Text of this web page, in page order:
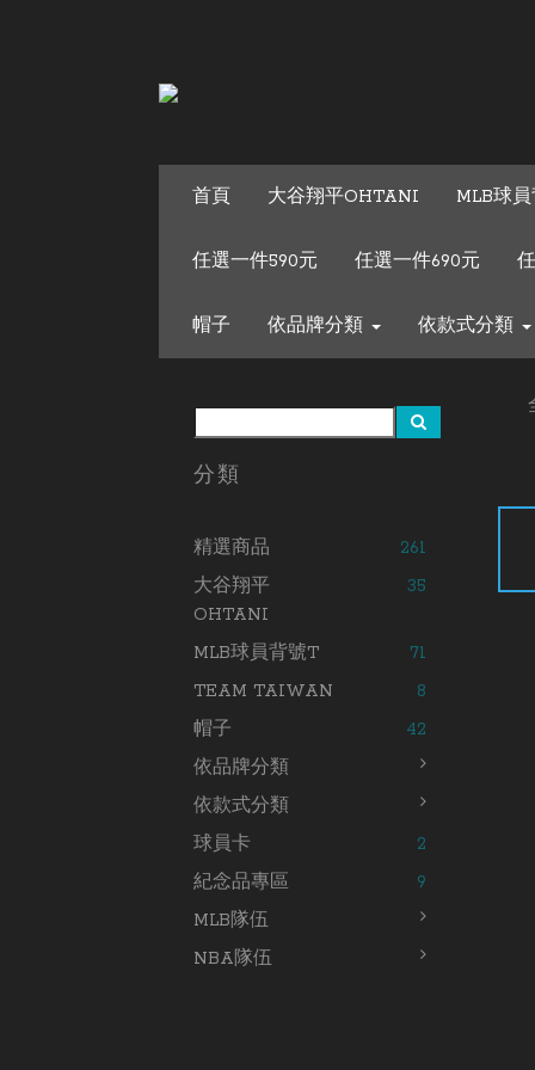
首頁 大谷翔平OHTANI MLB球
任選一件590元 任選一件690元
帽子 依品牌分類 依款式分類
分類
精選商品
261
大谷翔平
OHTANI
35
MLB球員背號T
71
TEAM TAIWAN
8
帽子
42
依品牌分類
依款式分類
球員卡
2
紀念品專區
9
MLB隊伍
NBA隊伍